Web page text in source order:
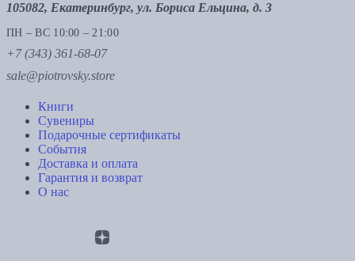
105082, Екатеринбург, ул. Бориса Ельцина, д. 3
ПН – ВС 10:00 – 21:00
+7 (343) 361-68-07
sale@piotrovsky.store
Книги
Сувениры
Подарочные сертификаты
События
Доставка и оплата
Гарантия и возврат
О нас